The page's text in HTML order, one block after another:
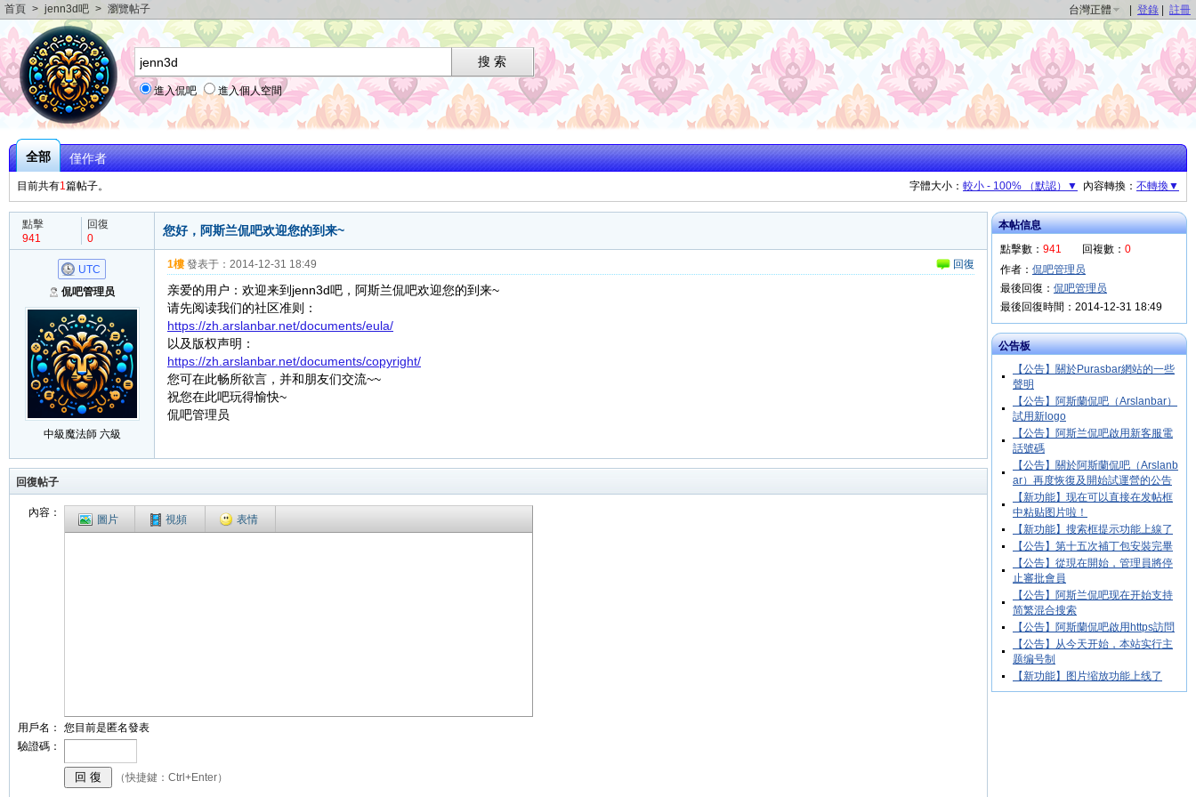
首頁 > jenn3d吧 > 瀏覽帖子 台灣正體 登錄 註冊
進入侃吧 進入個人空間
全部 僅作者
目前共有1篇帖子。 字體大小： 較小 - 100% （默認）▼ 內容轉換： 不轉換▼
點擊
回復
941
0
您好，阿斯兰侃吧欢迎您的到来~
UTC
侃吧管理员
中級魔法師 六級
1樓發表于： 2014-12-31 18:49 回復
亲爱的用户：欢迎来到jenn3d吧，阿斯兰侃吧欢迎您的到来~
请先阅读我们的社区准则：
https://zh.arslanbar.net/documents/eula/
以及版权声明：
https://zh.arslanbar.net/documents/copyright/
您可在此畅所欲言，并和朋友们交流~~
祝您在此吧玩得愉快~
侃吧管理员
回復帖子
內容：
圖片 視頻 表情
用戶名：
您目前是匿名發表
驗證碼：
（快捷鍵：Ctrl+Enter）
本帖信息
點擊數： 941 回複數： 0
作者： 侃吧管理员
最後回復： 侃吧管理员
最後回復時間：2014-12-31 18:49
公告板
【公告】關於Purasbar網站的一些
聲明
【公告】阿斯蘭侃吧（Arslanbar）
試用新logo
【公告】阿斯兰侃吧啟用新客服電
話號碼
【公告】關於阿斯蘭侃吧（Arslanb
ar）再度恢復及開始試運營的公告
【新功能】现在可以直接在发帖框
中粘贴图片啦！
【新功能】搜索框提示功能上線了
【公告】第十五次補丁包安裝完畢
【公告】從現在開始，管理員將停
止審批會員
【公告】阿斯兰侃吧现在开始支持
简繁混合搜索
【公告】阿斯蘭侃吧啟用https訪問
【公告】从今天开始，本站实行主
题编号制
【新功能】图片缩放功能上线了